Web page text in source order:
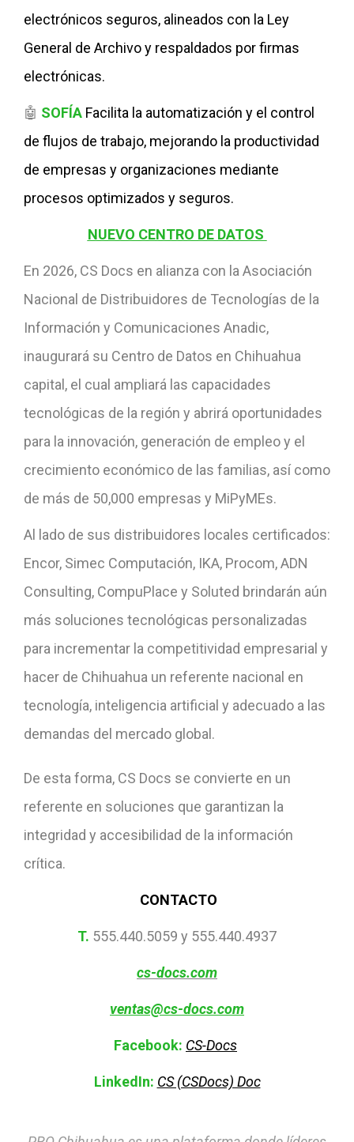
electrónicos seguros, alineados con la Ley
General de Archivo y respaldados por firmas
electrónicas.
🤖 SOFÍA Facilita la automatización y el control
de flujos de trabajo, mejorando la productividad
de empresas y organizaciones mediante
procesos optimizados y seguros.
NUEVO CENTRO DE DATOS
En 2026, CS Docs en alianza con la Asociación
Nacional de Distribuidores de Tecnologías de la
Información y Comunicaciones Anadic,
inaugurará su Centro de Datos en Chihuahua
capital, el cual ampliará las capacidades
tecnológicas de la región y abrirá oportunidades
para la innovación, generación de empleo y el
crecimiento económico de las familias, así como
de más de 50,000 empresas y MiPyMEs.
Al lado de sus distribuidores locales certificados:
Encor, Simec Computación, IKA, Procom, ADN
Consulting, CompuPlace y Soluted brindarán aún
más soluciones tecnológicas personalizadas
para incrementar la competitividad empresarial y
hacer de Chihuahua un referente nacional en
tecnología, inteligencia artificial y adecuado a las
demandas del mercado global.
De esta forma, CS Docs se convierte en un
referente en soluciones que garantizan la
integridad y accesibilidad de la información
crítica.
CONTACTO
T. 555.440.5059 y 555.440.4937
cs-docs.com
ventas@cs-docs.com
Facebook: CS-Docs
LinkedIn: CS (CSDocs) Doc